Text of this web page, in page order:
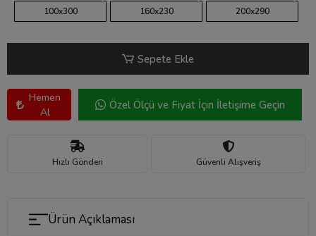
100x300 160x230 200x290
Sepete Ekle
Hemen
Al
Özel Ölçü ve Fiyat İçin İletişime Geçin
Hızlı Gönderi Güvenli Alışveriş
Ürün Açıklaması